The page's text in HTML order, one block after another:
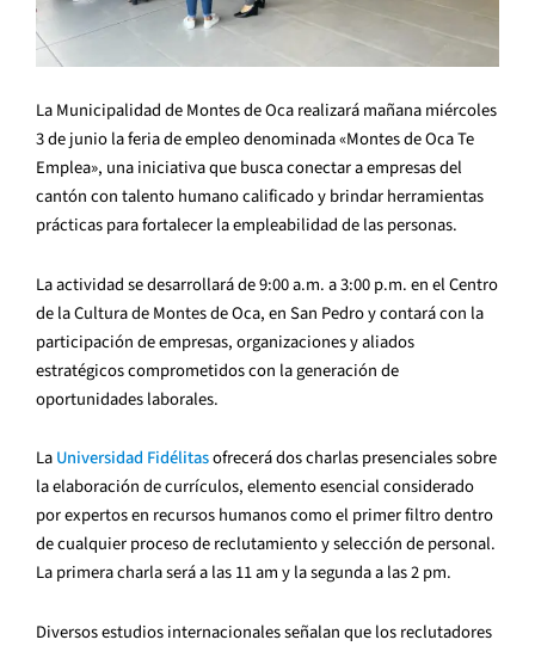
La Municipalidad de Montes de Oca realizará mañana miércoles
3 de junio la feria de empleo denominada «Montes de Oca Te
Emplea», una iniciativa que busca conectar a empresas del
cantón con talento humano calificado y brindar herramientas
prácticas para fortalecer la empleabilidad de las personas.
La actividad se desarrollará de 9:00 a.m. a 3:00 p.m. en el Centro
de la Cultura de Montes de Oca, en San Pedro y contará con la
participación de empresas, organizaciones y aliados
estratégicos comprometidos con la generación de
oportunidades laborales.
LaUniversidad Fidélitasofrecerá dos charlas presenciales sobre
la elaboración de currículos, elemento esencial considerado
por expertos en recursos humanos como el primer filtro dentro
de cualquier proceso de reclutamiento y selección de personal.
La primera charla será a las 11 am y la segunda a las 2 pm.
Diversos estudios internacionales señalan que los reclutadores